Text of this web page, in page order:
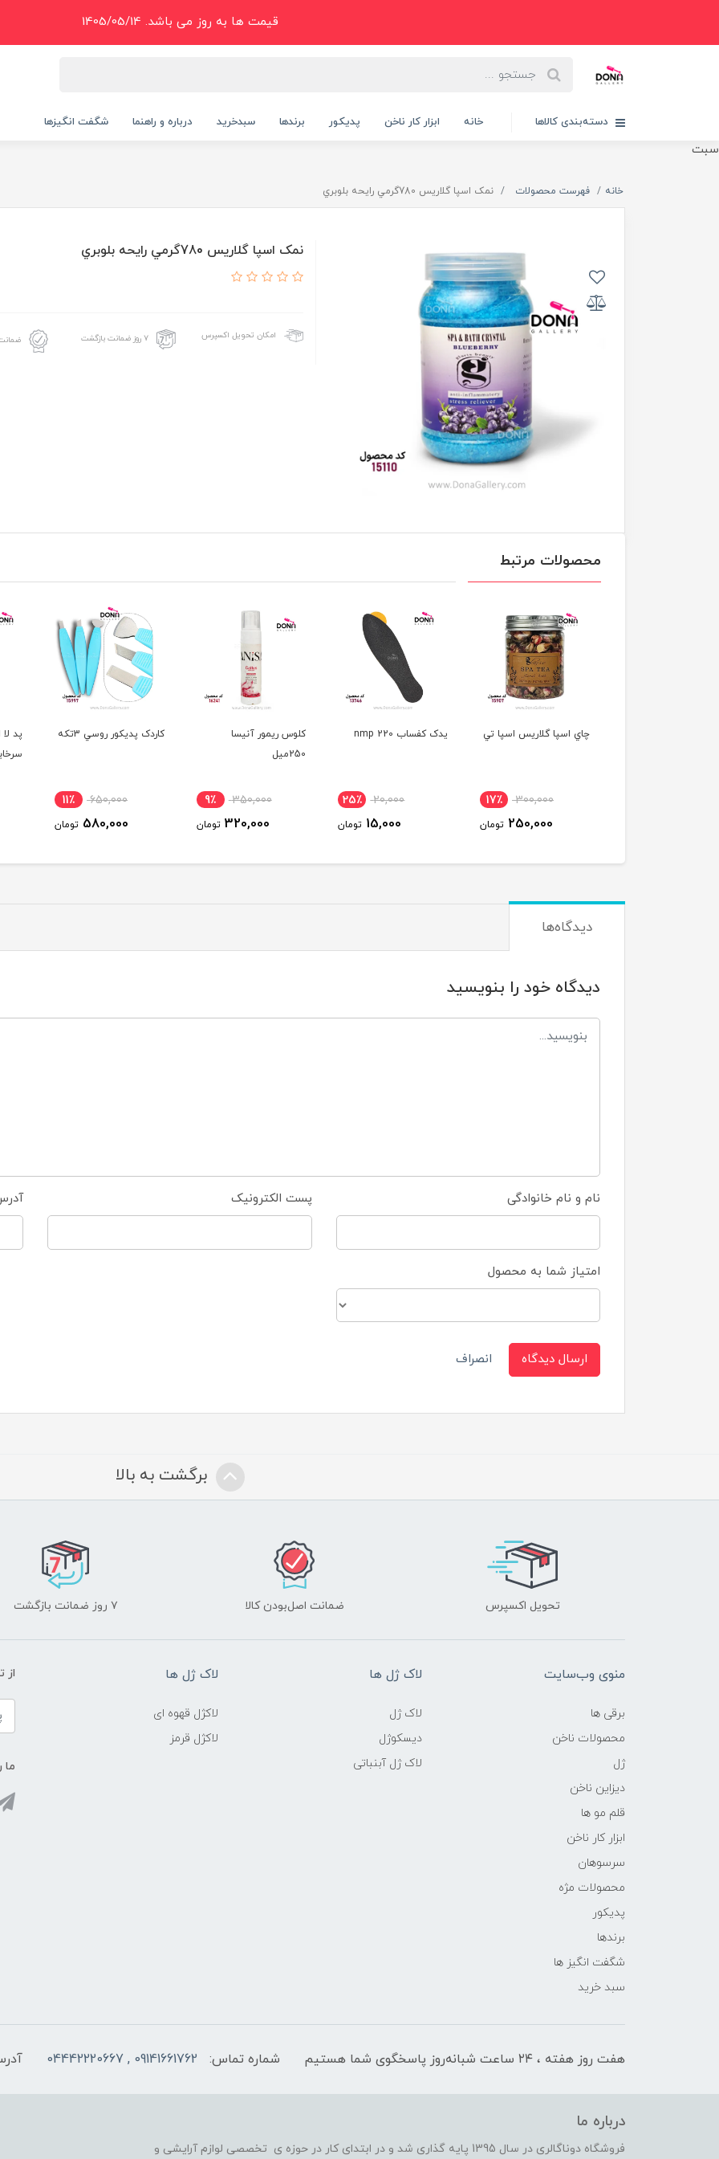
سبت
قیمت ها به روز می باشد. 1405/05/14
دسته‌بندی کالاها خانه ابزار کار ناخن پدیکور برندها سبدخرید درباره و راهنما شگفت انگیزها
خانه فهرست محصولات نمک اسپا گلاريس 780گرمي رايحه بلوبري
نمک اسپا گلاريس 780گرمي رايحه بلوبري
امکان تحویل اکسپرس ۷ روز ضمانت بازگشت
محصولات مرتبط
يدک کفساب nmp 220
20,000 25٪
15,000 تومان
کلوس ريمور آنيسا
350,000 9٪
320,000 تومان
کاردک پديکور روسي 3تکه
650,000 11٪
580,000 تومان
پد لا انگشتي ژله اي
90,000 23٪
70,000 تومان
کلوس
بيوتي
دیدگاه‌ها
دیدگاه خود را بنویسید
نام و نام خانوادگی پست الکترونیک
امتیاز شما به محصول
ارسال دیدگاه انصراف
برگشت به بالا
تحویل اکسپرس ضمانت اصل‌بودن کالا ۷ روز ضمانت بازگشت
منوی وب‌سایت
برقی ها
محصولات ناخن
ژل
دیزاین ناخن
قلم مو ها
ابزار کار ناخن
سرسوهان
محصولات مژه
پدیکور
برندها
شگفت انگیز ها
سبد خرید
لاک ژل ها
لاک ژل
دیسکوژل
لاک ژل آبنباتی
لاک ژل ها
لاکژل قهوه ای
لاکژل قرمز
از
ما
هفت روز هفته ، ۲۴ ساعت شبانه‌روز پاسخگوی شما هستیم شماره تماس: 09141661762 , 04442220667
درباره ما
فروشگاه دوناگالری در سال 1395 پایه گذاری شد و در ابتدای کار در حوزه ی تخصصی لوازم آرایشی و